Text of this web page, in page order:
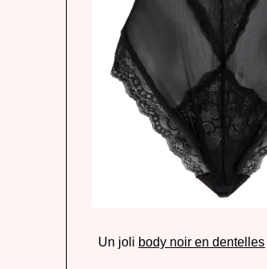
Un joli body noir en dentelles